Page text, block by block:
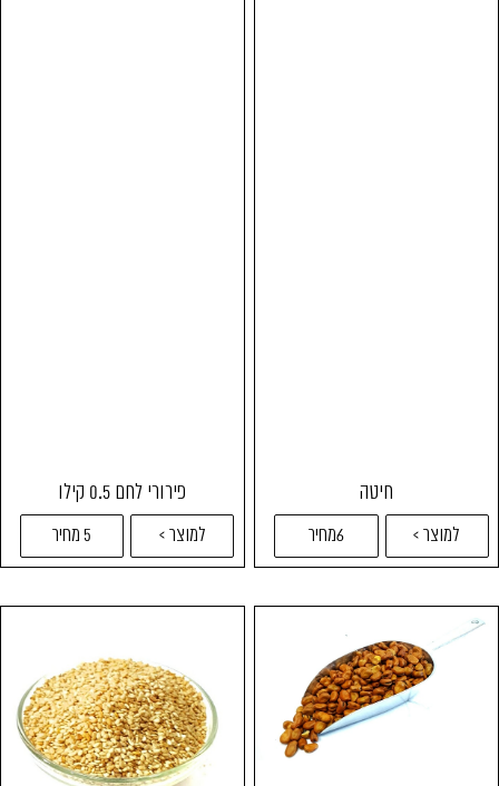
חיטה
למוצר > 6מחיר
פירורי לחם 0.5 קילו
למוצר > 5 מחיר